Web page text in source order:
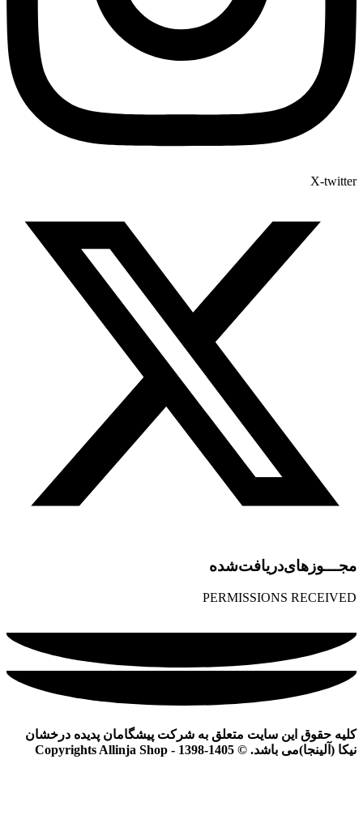
X-twitter
مجـــوز‌های‌دریافت‌شده
PERMISSIONS RECEIVED
کلیه حقوق این سایت متعلق به شرکت پیشگامان پدیده درخشان
نیکا (آلینجا)می باشد. © Copyrights Allinja Shop - 1398-1405